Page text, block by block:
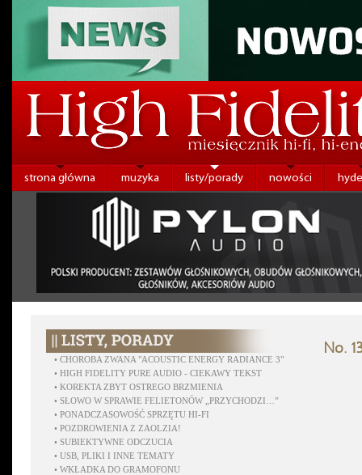
strona główna muzyka listy/porady nowości
No.
• CHOROBA ZWANA "ACOUSTIC ENERGY RADIANCE 3"
• HIGH FIDELITY PURE AUDIO - CIEKAWY TEKST
• KOREKTA ZBYT OSTREGO BRZMIENIA
• SŁOWO W SPRAWIE FELIETONÓW „PRZYCHODZI…”
• PONADCZASOWOŚĆ SPRZĘTU HI-FI
• POZDROWIENIA Z ZAOLZIA!
• SUBIEKTYWNE ODCZUCIA
• USB, PLIKI I INNE TEMATY
• WKŁADKA DO GRAMOFONU